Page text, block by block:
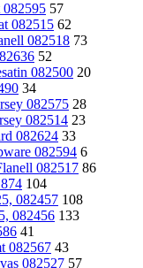
082595 57
082515 62
082518 73
52
082500 20
34
082575 28
082514 23
082624 33
082594 6
082517 86
104
082457 108
082456 133
41
082567 43
082527 57